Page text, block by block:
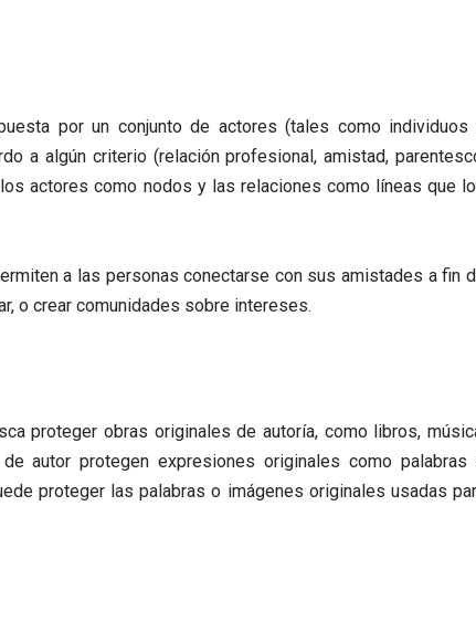
por un conjunto de actores (tales como individuos
a algún criterio (relación profesional, amistad,
actores como nodos y las relaciones como líneas que
a las personas conectarse con sus amistades a fin
o crear comunidades sobre intereses.
proteger obras originales de autoría, como libros,
autor protegen expresiones originales como palabras
proteger las palabras o imágenes originales usadas